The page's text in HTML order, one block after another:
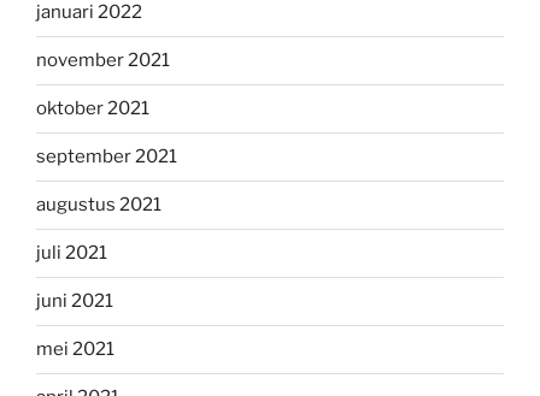
januari 2022
november 2021
oktober 2021
september 2021
augustus 2021
juli 2021
juni 2021
mei 2021